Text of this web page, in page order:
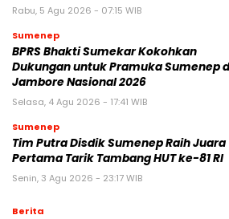
Rabu, 5 Agu 2026 - 07:15 WIB
Sumenep
BPRS Bhakti Sumekar Kokohkan
Dukungan untuk Pramuka Sumenep
Jambore Nasional 2026
Selasa, 4 Agu 2026 - 17:41 WIB
Sumenep
Tim Putra Disdik Sumenep Raih Juara
Pertama Tarik Tambang HUT ke-81 RI
Senin, 3 Agu 2026 - 23:17 WIB
Berita